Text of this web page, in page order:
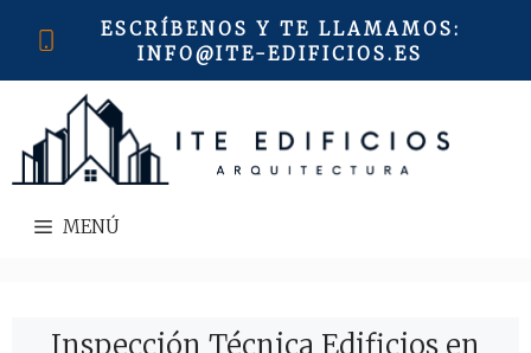
ESCRÍBENOS Y TE LLAMAMOS:
INFO@ITE-EDIFICIOS.ES
MENÚ
Inspección Técnica Edificios en